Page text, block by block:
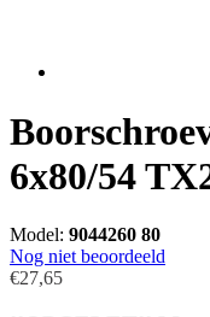
6x80/54
Model: 9044260 80
Nog niet beoordeeld
€27,65